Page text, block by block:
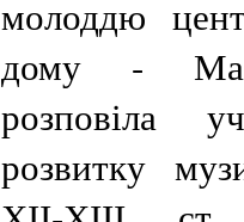
молоддю
дому -
розповіла
розвитку